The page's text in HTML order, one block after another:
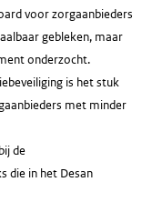
voor zorgaanbieders
gebleken, maar
onderzocht.
is het stuk
met minder
de
die in het Desan